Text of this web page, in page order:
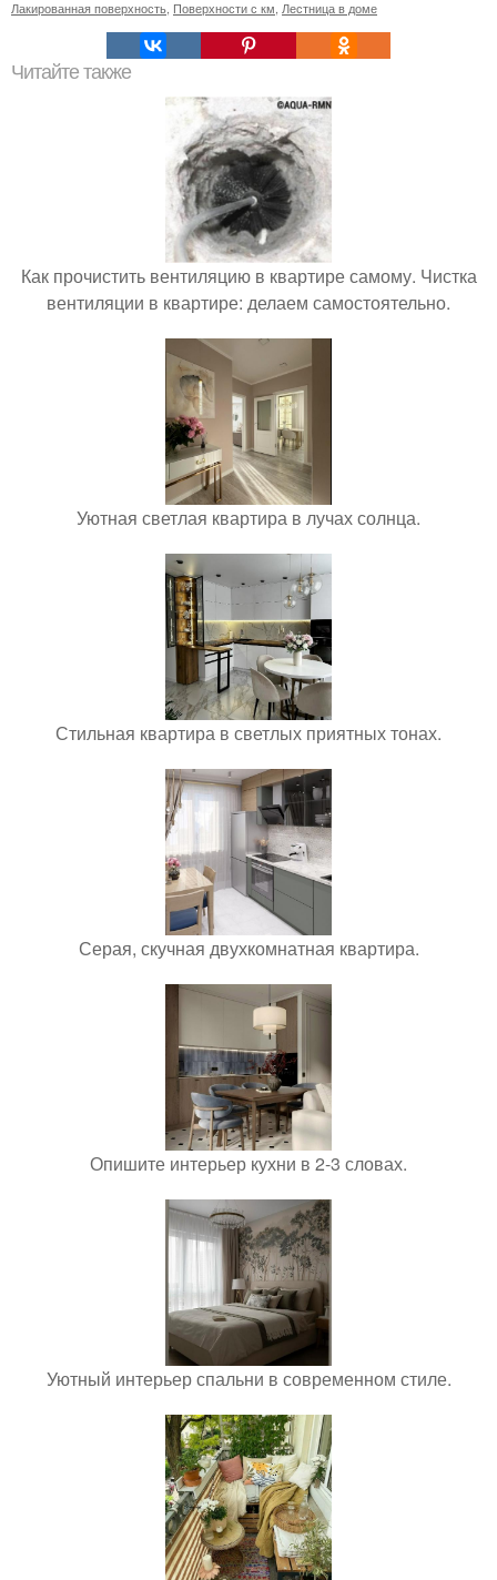
Лакированная поверхность Поверхности с км Лестница в доме
Читайте также
Как прочистить вентиляцию в квартире самому. Чистка
вентиляции в квартире: делаем самостоятельно.
Уютная светлая квартира в лучах солнца.
Стильная квартира в светлых приятных тонах.
Серая, скучная двухкомнатная квартира.
Опишите интерьер кухни в 2-3 словах.
Уютный интерьер спальни в современном стиле.